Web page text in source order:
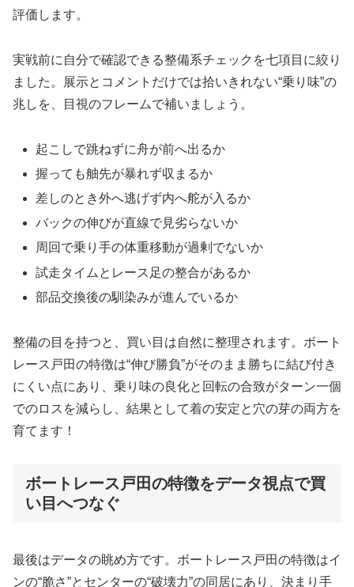
評価します。
実戦前に自分で確認できる整備系チェックを七項目に絞り
ました。展示とコメントだけでは拾いきれない“乗り味”の
兆しを、目視のフレームで補いましょう。
起こしで跳ねずに舟が前へ出るか
握っても舳先が暴れず収まるか
差しのとき外へ逃げず内へ舵が入るか
バックの伸びが直線で見劣らないか
周回で乗り手の体重移動が過剰でないか
試走タイムとレース足の整合があるか
部品交換後の馴染みが進んでいるか
整備の目を持つと、買い目は自然に整理されます。ボート
レース戸田の特徴は“伸び勝負”がそのまま勝ちに結び付き
にくい点にあり、乗り味の良化と回転の合致がターン一個
でのロスを減らし、結果として着の安定と穴の芽の両方を
育てます！
ボートレース戸田の特徴をデータ視点で買
い目へつなぐ
最後はデータの眺め方です。ボートレース戸田の特徴はイ
ンの“脆さ”とセンターの“破壊力”の同居にあり、決まり手